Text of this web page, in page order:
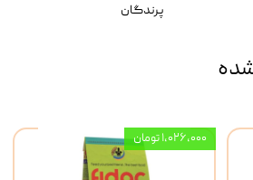
پرندگان
۱,۰۲۶,۰۰۰ تومان